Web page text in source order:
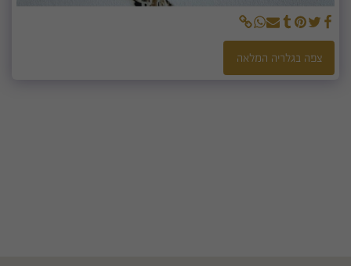
צפה בגלריה המלאה